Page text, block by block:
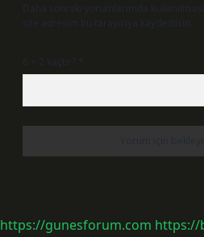
Daha sonraki yorumlarımda
site adresim bu tarayıcıya kaydedilsin.
6 + 2 kaçtır? *
https://gunesforum.com https://